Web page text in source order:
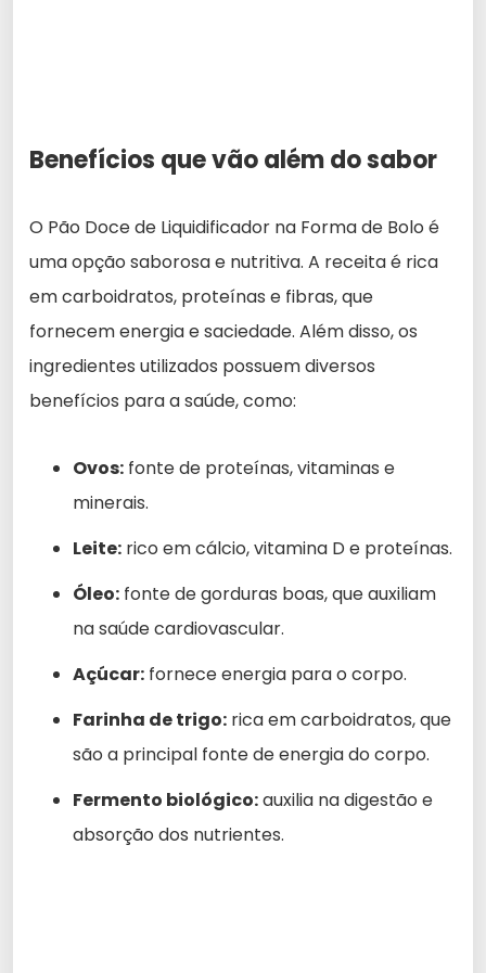
Benefícios que vão além do sabor
O Pão Doce de Liquidificador na Forma de Bolo é
uma opção saborosa e nutritiva. A receita é rica
em carboidratos, proteínas e fibras, que
fornecem energia e saciedade. Além disso, os
ingredientes utilizados possuem diversos
benefícios para a saúde, como:
Ovos: fonte de proteínas, vitaminas e
minerais.
Leite: rico em cálcio, vitamina D e proteínas.
Óleo: fonte de gorduras boas, que auxiliam
na saúde cardiovascular.
Açúcar: fornece energia para o corpo.
Farinha de trigo: rica em carboidratos, que
são a principal fonte de energia do corpo.
Fermento biológico:auxilia na digestão e
absorção dos nutrientes.